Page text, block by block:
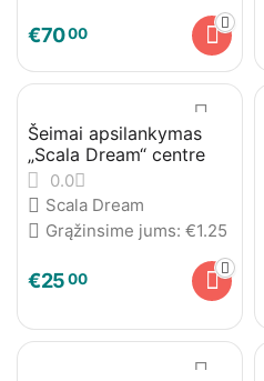
€7000
Šeimai apsilankymas
„Scala Dream“ centre
0.0
Scala Dream
Grąžinsime jums: €1.25
€2500